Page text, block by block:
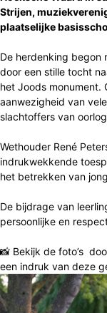
Strijen,
plaatselijke
De herdenking begon
door een stille tocht
het Joods monument.
aanwezigheid van
slachtoffers van
Wethouder René
indrukwekkende
het betrekken van
De bijdrage van
persoonlijke en
📸 Bekijk de foto’s
een indruk van deze